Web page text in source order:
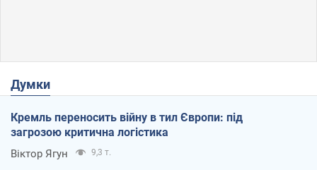
Думки
Кремль переносить війну в тил Європи: під
загрозою критична логістика
Віктор Ягун 9,3 т.